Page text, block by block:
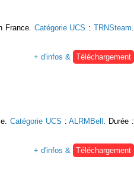
France. Catégorie UCS :TRNSteam.
+ d'infos & Téléchargement
Catégorie UCS :ALRMBell . Durée :
+ d'infos & Téléchargement